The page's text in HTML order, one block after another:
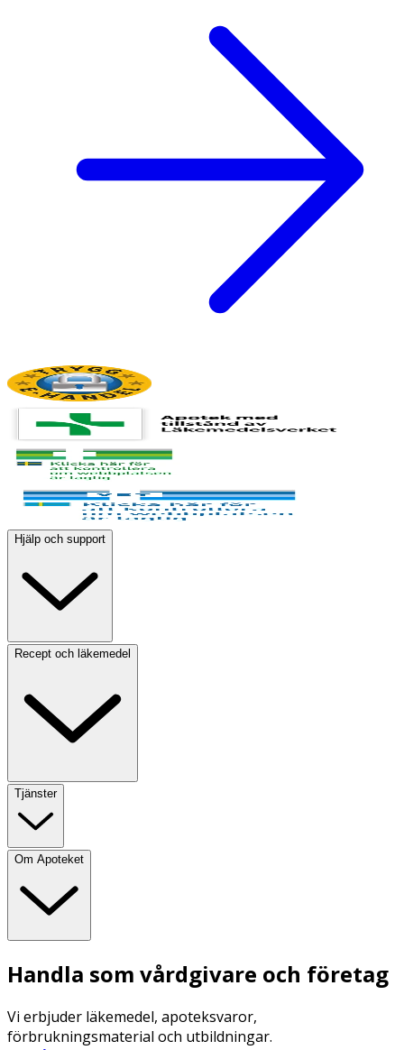
Hjälp och support
Recept och läkemedel
Tjänster
Om Apoteket
Handla som vårdgivare och företag
Vi erbjuder läkemedel, apoteksvaror,
förbrukningsmaterial och utbildningar.